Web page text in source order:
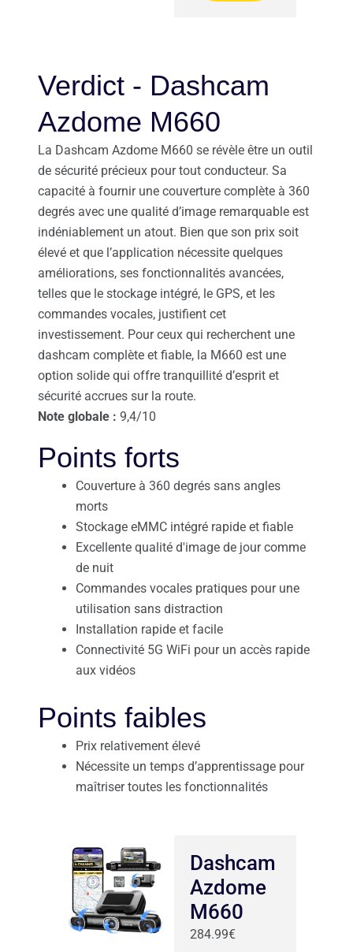
Verdict - Dashcam
Azdome M660
La Dashcam Azdome M660 se révèle être un outil
de sécurité précieux pour tout conducteur. Sa
capacité à fournir une couverture complète à 360
degrés avec une qualité d’image remarquable est
indéniablement un atout. Bien que son prix soit
élevé et que l’application nécessite quelques
améliorations, ses fonctionnalités avancées,
telles que le stockage intégré, le GPS, et les
commandes vocales, justifient cet
investissement. Pour ceux qui recherchent une
dashcam complète et fiable, la M660 est une
option solide qui offre tranquillité d’esprit et
sécurité accrues sur la route.
Note globale : 9,4/10
Points forts
Couverture à 360 degrés sans angles
morts
Stockage eMMC intégré rapide et fiable
Excellente qualité d'image de jour comme
de nuit
Commandes vocales pratiques pour une
utilisation sans distraction
Installation rapide et facile
Connectivité 5G WiFi pour un accès rapide
aux vidéos
Points faibles
Prix relativement élevé
Nécessite un temps d’apprentissage pour
maîtriser toutes les fonctionnalités
Dashcam
Azdome
M660
284.99€